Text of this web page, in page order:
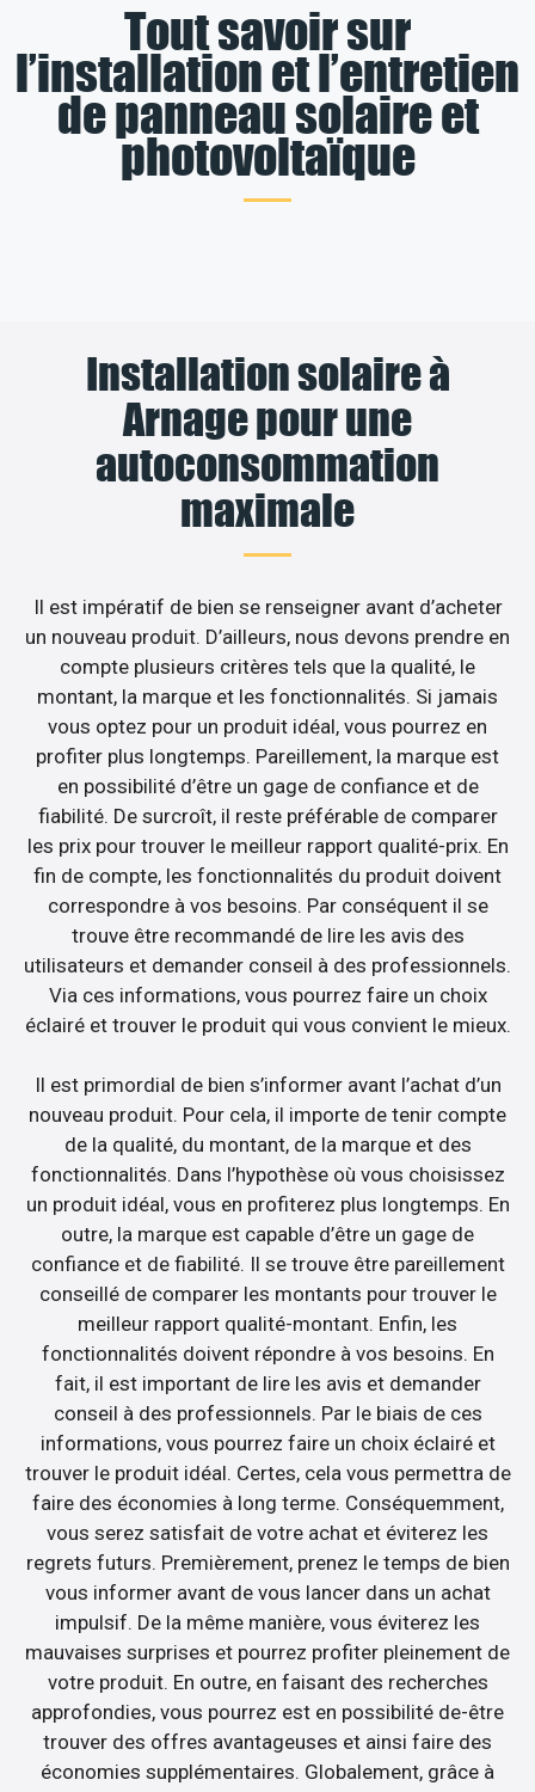
Tout savoir sur
l’installation et l’entretien
de panneau solaire et
photovoltaïque
Installation solaire à
Arnage pour une
autoconsommation
maximale
Il est impératif de bien se renseigner avant d’acheter
un nouveau produit. D’ailleurs, nous devons prendre en
compte plusieurs critères tels que la qualité, le
montant, la marque et les fonctionnalités. Si jamais
vous optez pour un produit idéal, vous pourrez en
profiter plus longtemps. Pareillement, la marque est
en possibilité d’être un gage de confiance et de
fiabilité. De surcroît, il reste préférable de comparer
les prix pour trouver le meilleur rapport qualité-prix. En
fin de compte, les fonctionnalités du produit doivent
correspondre à vos besoins. Par conséquent il se
trouve être recommandé de lire les avis des
utilisateurs et demander conseil à des professionnels.
Via ces informations, vous pourrez faire un choix
éclairé et trouver le produit qui vous convient le mieux.
Il est primordial de bien s’informer avant l’achat d’un
nouveau produit. Pour cela, il importe de tenir compte
de la qualité, du montant, de la marque et des
fonctionnalités. Dans l’hypothèse où vous choisissez
un produit idéal, vous en profiterez plus longtemps. En
outre, la marque est capable d’être un gage de
confiance et de fiabilité. Il se trouve être pareillement
conseillé de comparer les montants pour trouver le
meilleur rapport qualité-montant. Enfin, les
fonctionnalités doivent répondre à vos besoins. En
fait, il est important de lire les avis et demander
conseil à des professionnels. Par le biais de ces
informations, vous pourrez faire un choix éclairé et
trouver le produit idéal. Certes, cela vous permettra de
faire des économies à long terme. Conséquemment,
vous serez satisfait de votre achat et éviterez les
regrets futurs. Premièrement, prenez le temps de bien
vous informer avant de vous lancer dans un achat
impulsif. De la même manière, vous éviterez les
mauvaises surprises et pourrez profiter pleinement de
votre produit. En outre, en faisant des recherches
approfondies, vous pourrez est en possibilité de-être
trouver des offres avantageuses et ainsi faire des
économies supplémentaires. Globalement, grâce à